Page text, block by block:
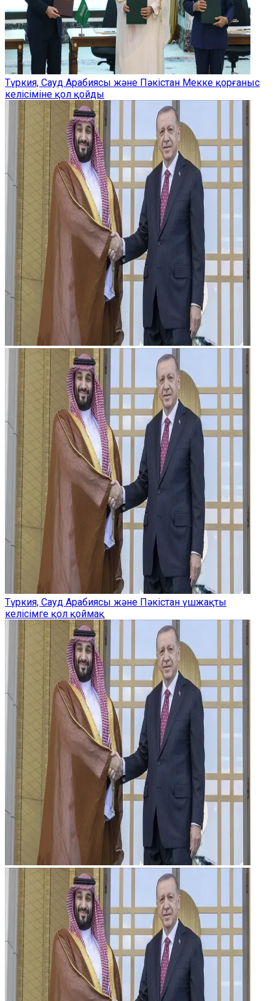
Түркия, Сауд Арабиясы және Пәкістан Мекке қорғаныс
келісіміне қол қойды
Түркия, Сауд Арабиясы және Пәкістан үшжақты
келісімге қол қоймақ